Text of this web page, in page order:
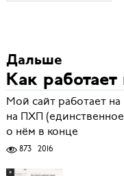
Дальше
Как работает
Мой сайт работает
на ПХП
о нём в конце
873 2016